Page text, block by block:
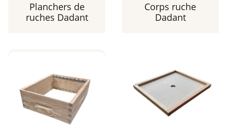
Planchers de
ruches Dadant
Corps ruche
Dadant